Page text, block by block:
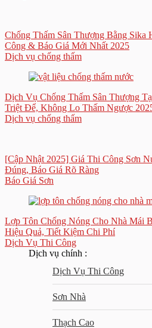
Chống Thấm Sân Thượng Bằng Sika
Công & Báo Giá Mới Nhất 2025
Dịch vụ chống thấm
Dịch Vụ Chống Thấm Sân Thượng
Triệt Để, Không Lo Thấm Ngược
Dịch vụ chống thấm
[Cập Nhật 2025] Giá Thi Công Sơn
Đúng, Báo Giá Rõ Ràng
Báo Giá Sơn
Lợp Tôn Chống Nóng Cho Nhà Mái
Hiệu Quả, Tiết Kiệm Chi Phí
Dịch Vụ Thi Công
Dịch vụ chính :
Dịch Vụ Thi Công
Sơn Nhà
Thạch Cao